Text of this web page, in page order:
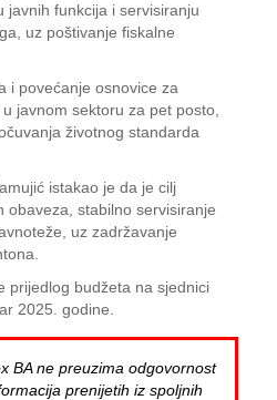
javnih funkcija i servisiranju
uz poštivanje fiskalne
i povećanje osnovice za
javnom sektoru za pet posto,
životnog standarda
istakao je da je cilj
obaveza, stabilno servisiranje
uz zadržavanje
prijedlog budžeta na sjednici
2025. godine.
BA ne preuzima odgovornost
prenijetih iz spoljnih